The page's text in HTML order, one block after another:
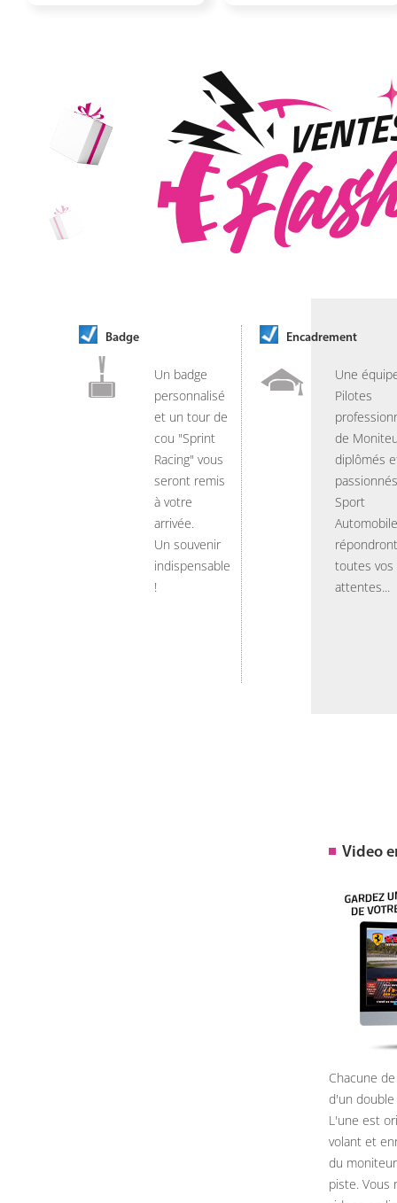
Badge
Un badge
personnalisé
et un tour de
cou "Sprint
Racing" vous
seront remis
à votre
arrivée.
Un souvenir
indispensable
!
Encadrement
Une
Pilotes
de
diplômés
Sport
Automobile
toutes vos
attentes...
Video
Chacune
d'un
L'une est
volant et
du
piste. Vous